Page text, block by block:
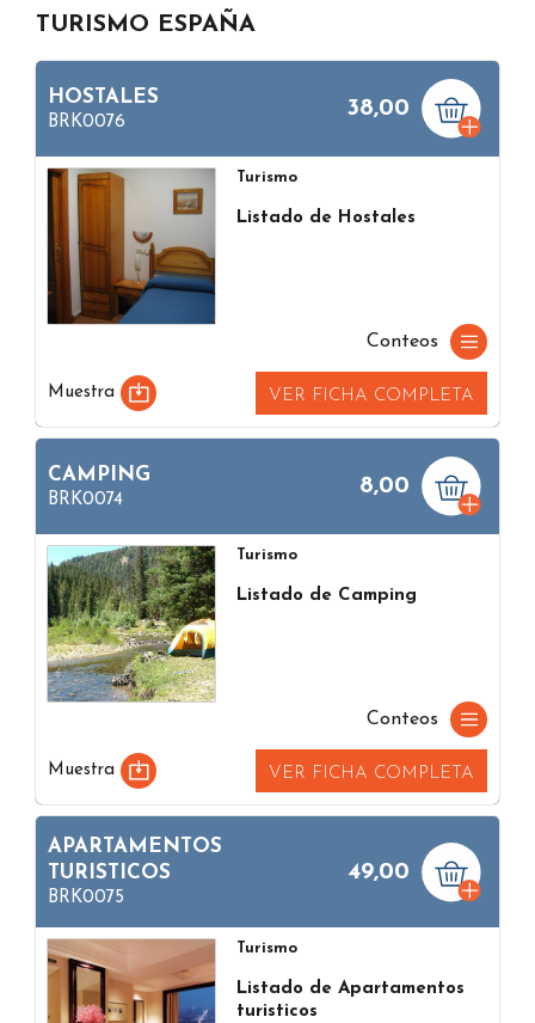
TURISMO ESPAÑA
HOSTALES
BRK0076
38,00
Turismo
Listado de Hostales
Conteos
Muestra VER FICHA COMPLETA
CAMPING
BRK0074
8,00
Turismo
Listado de Camping
Conteos
Muestra VER FICHA COMPLETA
APARTAMENTOS
TURISTICOS
BRK0075
49,00
Turismo
Listado de Apartamentos
turisticos